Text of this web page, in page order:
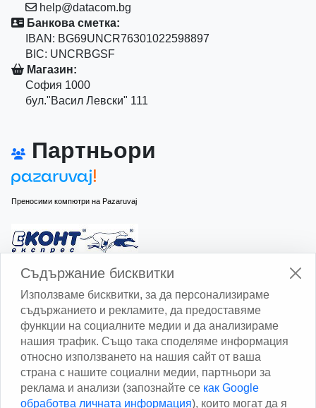
help@datacom.bg
Банкова сметка:
IBAN: BG69UNCR76301022598897
BIC: UNCRBGSF
Магазин:
София 1000
бул."Васил Левски" 111
Партньори
Преносими компютри на Pazaruvaj
Изчисли доставката с Еконт
Изчисли доставката със Спиди
Съдържание бисквитки
Използваме бисквитки, за да персонализираме
съдържанието и рекламите, да предоставяме
функции на социалните медии и да анализираме
нашия трафик. Също така споделяме информация
относно използването на нашия сайт от ваша
страна с нашите социални медии, партньори за
реклама и анализи (запознайте се как Google
обработва личната информация), които могат да я